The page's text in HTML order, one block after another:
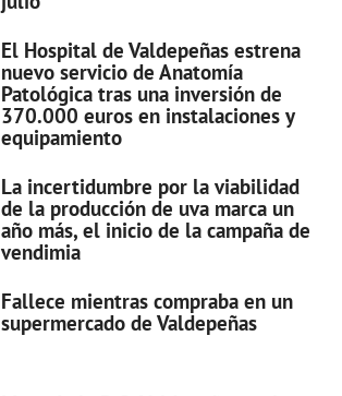
El Hospital de Valdepeñas estrena
nuevo servicio de Anatomía
Patológica tras una inversión de
370.000 euros en instalaciones y
equipamiento
La incertidumbre por la viabilidad
de la producción de uva marca un
año más, el inicio de la campaña de
vendimia
Fallece mientras compraba en un
supermercado de Valdepeñas